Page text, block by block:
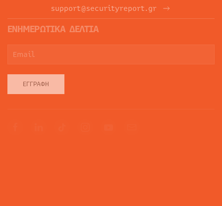
support@securityreport.gr
ΕΝΗΜΕΡΩΤΙΚΑ ΔΕΛΤΙΑ
ΕΓΓΡΑΦΉ